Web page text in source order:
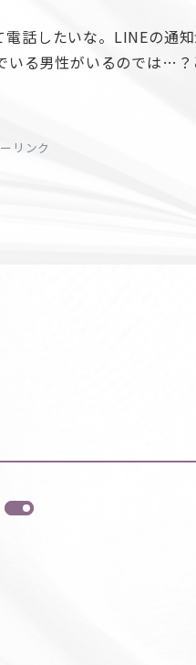
話したいな。LINEの通
る男性がいるのでは…
リンク